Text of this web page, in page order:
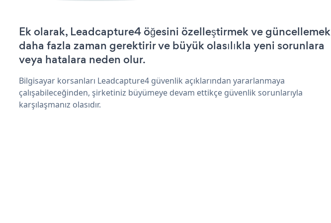
Ek olarak, Leadcapture4 öğesini özelleştirmek ve güncellemek
daha fazla zaman gerektirir ve büyük olasılıkla yeni sorunlara
veya hatalara neden olur.
Bilgisayar korsanları Leadcapture4 güvenlik açıklarından yararlanmaya
çalışabileceğinden, şirketiniz büyümeye devam ettikçe güvenlik sorunlarıyla
karşılaşmanız olasıdır.